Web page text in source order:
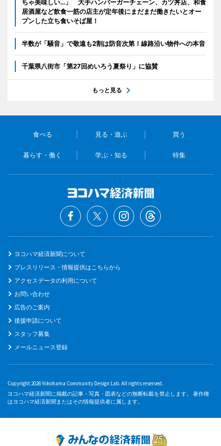
ちゃ美味しい…」 大手ハンバーガーチェーン、カツ丼店、和食
居酒屋など飲食一筋の店主が定年後にまだまだ働きたいとオー
プンした立ち食いそば屋！
半数が「騒音」で敬遠も2割は防音次第！線路沿い物件への本音
千葉県八街市「第27回めいろう夏祭り」に協賛
もっと見る
食べる 見る・遊ぶ 買う
暮らす・働く 学ぶ・知る 特集
ヨコハマ経済新聞について
プレスリリース・情報提供はこちらから
アクセスデータの利用について
お問い合わせ
広告のご案内
後援申請について
スタッフ募集
メールニュース登録
Copyright 2026 Yokohama Community Design Lab. All rights reserved.
ヨコハマ経済新聞に掲載の記事・写真・図表などの無断転載を禁止します。 著作権
はヨコハマ経済新聞またはその情報提供者に属します。